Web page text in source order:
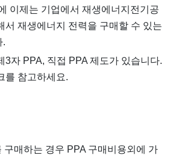
이제는 기업에서 재생에너지전기공
서 재생에너지 전력을 구매할 수 있는
.
3자 PPA, 직접 PPA 제도가 있습니다.
를 참고하세요.
구매하는 경우 PPA 구매비용외에 가